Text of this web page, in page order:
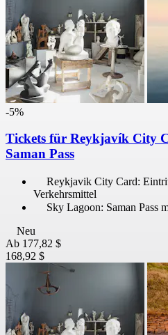
-5%
Tickets für Reykjavík City
Saman Pass
Reykjavik City Card:
Verkehrsmittel
Sky Lagoon: Saman Pass
Neu
Ab 177,82 $
168,92 $